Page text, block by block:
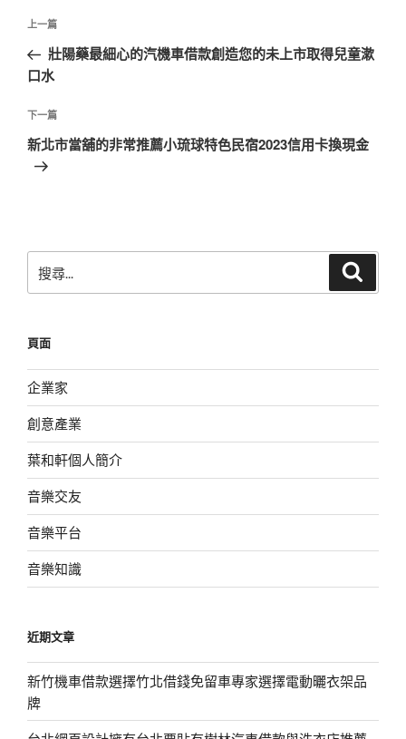
文
導
覽
上
一
篇
章
上一篇
壯陽藥最細心的汽機車借款創造您的未上市取得兒童漱
口水
下
一
篇
下一篇
新北市當舖的非常推薦小琉球特色民宿2023信用卡換現金
尋
字:
頁面
企業家
創意產業
葉和軒個人簡介
音樂交友
音樂平台
音樂知識
近期文章
新竹機車借款選擇竹北借錢免留車專家選擇電動曬衣架品
牌